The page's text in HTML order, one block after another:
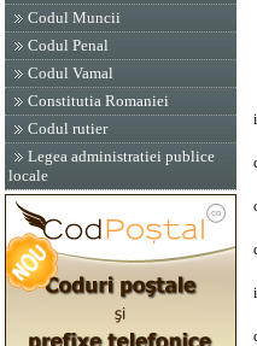
Codul Muncii
Codul Penal
Codul Vamal
Constitutia Romaniei
Codul rutier
Legea administratiei publice
locale